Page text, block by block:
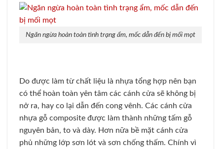
Ngăn ngừa hoàn toàn tình trạng ẩm, mốc dẫn đến bị mối mọt
Do được làm từ chất liệu là nhựa tổng hợp nên bạn
có thể hoàn toàn yên tâm các cánh cửa sẽ không bị
nở ra, hay co lại dẫn đến cong vênh. Các cánh cửa
nhựa gỗ composite được làm thành những tấm gỗ
nguyên bản, to và dày. Hơn nữa bề mặt cánh cửa
phủ những lớp sơn lót và sơn chống thấm. Chính vì